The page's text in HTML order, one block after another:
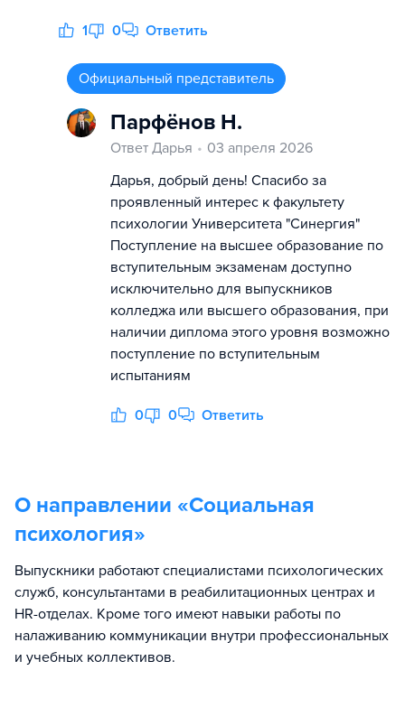
1 0 Ответить
Официальный представитель
Парфёнов Н.
Ответ Дарья
03 апреля 2026
Дарья, добрый день! Спасибо за
проявленный интерес к факультету
психологии Университета "Синергия"
Поступление на высшее образование по
вступительным экзаменам доступно
исключительно для выпускников
колледжа или высшего образования, при
наличии диплома этого уровня возможно
поступление по вступительным
испытаниям
0 0 Ответить
О направлении «Социальная
психология»
Выпускники работают специалистами психологических
служб, консультантами в реабилитационных центрах и
HR-отделах. Кроме того имеют навыки работы по
налаживанию коммуникации внутри профессиональных
и учебных коллективов.